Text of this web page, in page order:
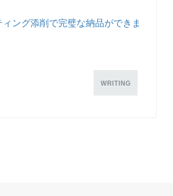
ィング添削で完璧な納品ができま
WRITING